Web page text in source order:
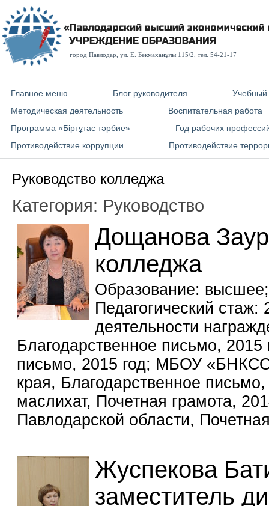
город Павлодар, ул. E. Бекмаханұлы 115/2, тел. 54-21-17
Главное меню Блог руководителя
Учебный
Методическая деятельность
Воспитательная работа
Программа «Біртұтас тәрбие»
Год рабочих
Противодействие коррупции
Противодействие
Руководство колледжа
Категория: Руководство
Дощанова
колледжа
Образование:
Педагогический
деятельности
Благодарственное письмо,
письмо, 2015 год; МБОУ
края, Благодарственное
маслихат, Почетная грамота,
Павлодарской области,
Жуспекова
заместитель